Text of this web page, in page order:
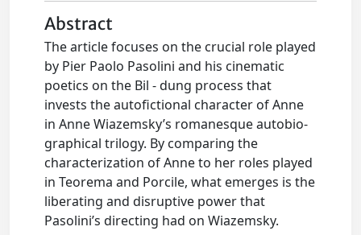
Abstract
The article focuses on the crucial role played
by Pier Paolo Pasolini and his cinematic
poetics on the Bil - dung process that
invests the autofictional character of Anne
in Anne Wiazemsky’s romanesque autobio-
graphical trilogy. By comparing the
characterization of Anne to her roles played
in Teorema and Porcile, what emerges is the
liberating and disruptive power that
Pasolini’s directing had on Wiazemsky.